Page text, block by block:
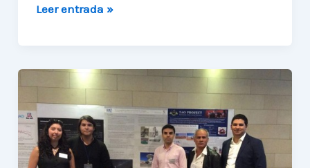
Inscripciones
Diplomado
de
Astroingeniería
Leer entrada »